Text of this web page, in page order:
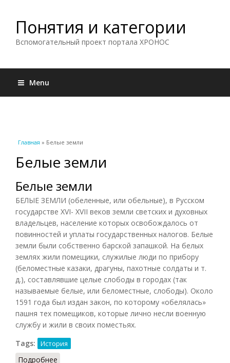
Понятия и категории
Вспомогательный проект портала ХРОНОС
Menu
Вы здесь
Главная » Белые земли
Белые земли
Белые земли
БЕЛЫЕ ЗЕМЛИ (обеленные, или обельные), в Русском
государстве XVI- XVII веков земли светских и духовных
владельцев, население которых освобождалось от
повинностей и уплаты государственных налогов. Белые
земли были собственно барской запашкой. На белых
землях жили помещики, служилые люди по прибору
(беломестные казаки, драгуны, пахотные солдаты и т.
д.), составлявшие целые слободы в городах (так
называемые белые, или беломестные, слободы). Около
1591 года был издан закон, по которому «обелялась»
пашня тех помещиков, которые лично несли военную
службу и жили в своих поместьях.
Tags:
История
Подробнее